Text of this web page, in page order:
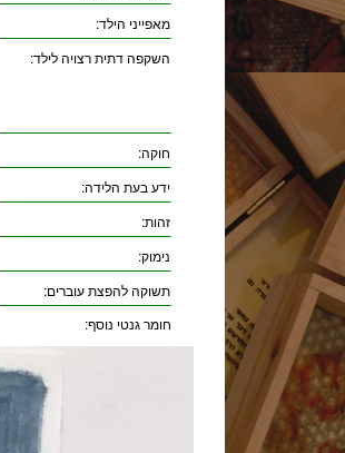
מאפייני הילד:
השקפה דתית רצויה לילד:
חוקה:
ידע בעת הלידה:
זהות:
נימוק:
תשוקה להפצת עוברים:
חומר גנטי נוסף: